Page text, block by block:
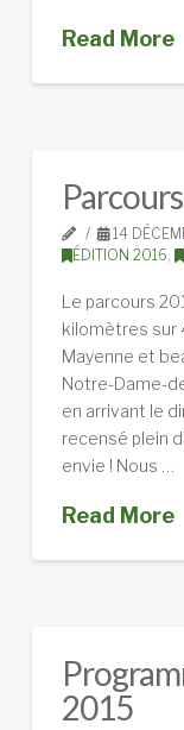
Read More
14
ÉDITION 2016,
Le parcours
kilomètres sur
Mayenne et
Notre-Dame-
en arrivant le
recensé plein
envie ! Nous …
Read More
2015